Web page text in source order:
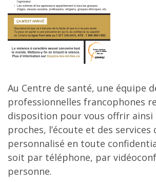
Au Centre de santé, une équipe
professionnelles francophones
disposition pour vous offrir ainsi
proches, l’écoute et des services
personnalisé en toute
soit par téléphone, par
personne.